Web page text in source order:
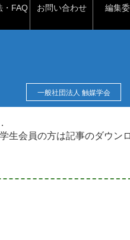
・FAQ お問い合わせ 編集
一般社団法人 触媒学会
生会員の方は記事のダウン